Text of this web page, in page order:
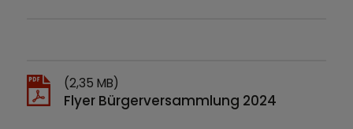
(2,35 MB)
Flyer Bürgerversammlung 2024